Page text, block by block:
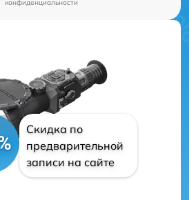
конфиденциальности
Скидка по
предварительной
записи на сайте